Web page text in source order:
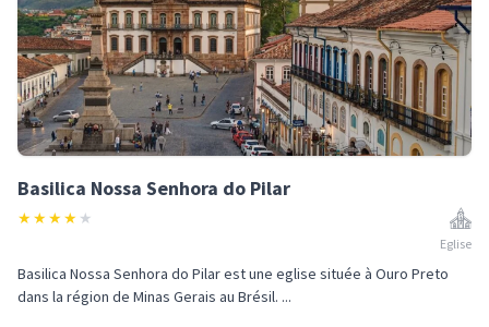
Basilica Nossa Senhora do Pilar
★★★★ ★
Eglise
Basilica Nossa Senhora do Pilar est une eglise située à Ouro Preto
dans la région de Minas Gerais au Brésil. ...